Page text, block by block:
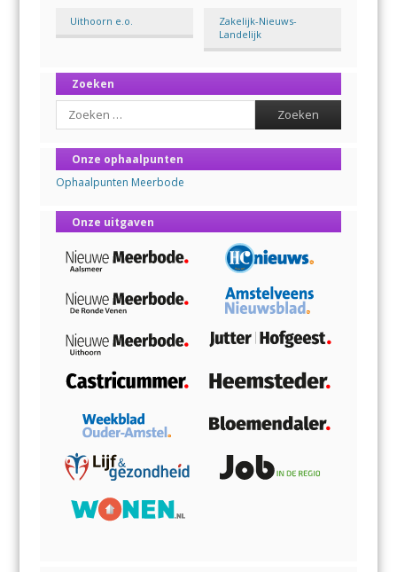
Uithoorn e.o.
Zakelijk-Nieuws-
Landelijk
Zoeken
Search
Onze ophaalpunten
Ophaalpunten Meerbode
Onze uitgaven